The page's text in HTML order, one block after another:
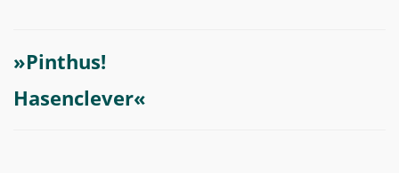
»Pinthus!
Hasenclever«